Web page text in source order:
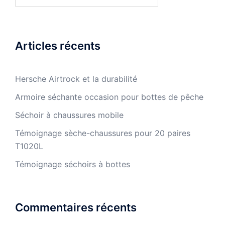
Articles récents
Hersche Airtrock et la durabilité
Armoire séchante occasion pour bottes de pêche
Séchoir à chaussures mobile
Témoignage sèche-chaussures pour 20 paires
T1020L
Témoignage séchoirs à bottes
Commentaires récents